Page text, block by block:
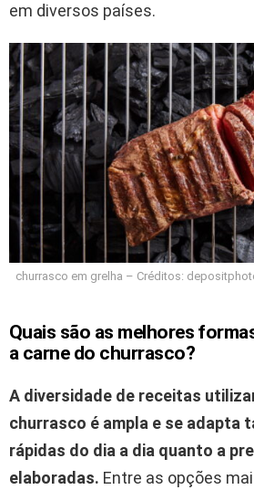
em diversos países.
churrasco em grelha – Créditos:
Quais são as melhores
a carne do churrasco?
A diversidade de receitas
churrasco é ampla e se adapta
rápidas do dia a dia quanto a
elaboradas. Entre as opções